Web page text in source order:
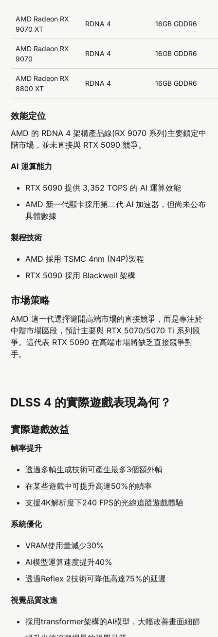
AMD Radeon RX
9070 XT
RDNA 4 16GB GDDR6
AMD Radeon RX
9070
RDNA 4 16GB GDDR6
AMD Radeon RX
8800 XT
RDNA 4 16GB GDDR6
效能定位
AMD 的 RDNA 4 架構產品線(RX 9070 系列)主要鎖定中
階市場，並未直接與 RTX 5090 競爭。
AI 運算能力
RTX 5090 提供 3,352 TOPS 的 AI 運算效能
AMD 新一代顯卡採用第二代 AI 加速器，但尚未公布
具體數據
製程技術
AMD 採用 TSMC 4nm (N4P)製程
RTX 5090 採用 Blackwell 架構
市場策略
AMD 這一代選擇避開高端市場的直接競爭，而是專注於
中階市場區段，預計主要與 RTX 5070/5070 Ti 系列競
爭。這代表 RTX 5090 在高端市場將缺乏直接競爭對
手。
DLSS 4 的實際遊戲表現為何？
實際遊戲效益
幀率提升
透過多幀生成技術可產生最多3個額外幀
在某些遊戲中可提升高達50%的幀率
支援4K解析度下240 FPS的光線追蹤遊戲體驗
系統優化
VRAM使用量減少30%
AI模型運算速度提升40%
透過Reflex 2技術可降低高達75%的延遲
視覺品質改進
採用transformer架構的AI模型，大幅改善畫面細節